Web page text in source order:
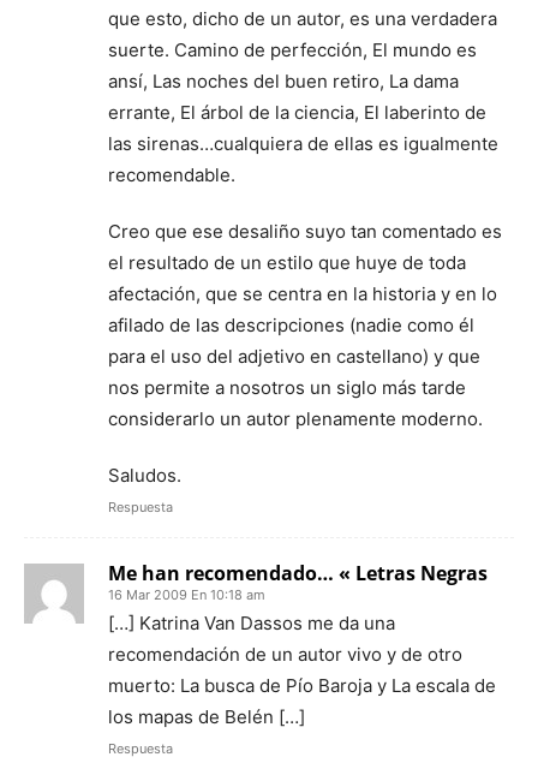
que esto, dicho de un autor, es una verdadera
suerte. Camino de perfección, El mundo es
ansí, Las noches del buen retiro, La dama
errante, El árbol de la ciencia, El laberinto de
las sirenas…cualquiera de ellas es igualmente
recomendable.
Creo que ese desaliño suyo tan comentado es
el resultado de un estilo que huye de toda
afectación, que se centra en la historia y en lo
afilado de las descripciones (nadie como él
para el uso del adjetivo en castellano) y que
nos permite a nosotros un siglo más tarde
considerarlo un autor plenamente moderno.
Saludos.
Respuesta
Me han recomendado… « Letras Negras
16 Mar 2009 En 10:18 am
[…] Katrina Van Dassos me da una
recomendación de un autor vivo y de otro
muerto: La busca de Pío Baroja y La escala de
los mapas de Belén […]
Respuesta